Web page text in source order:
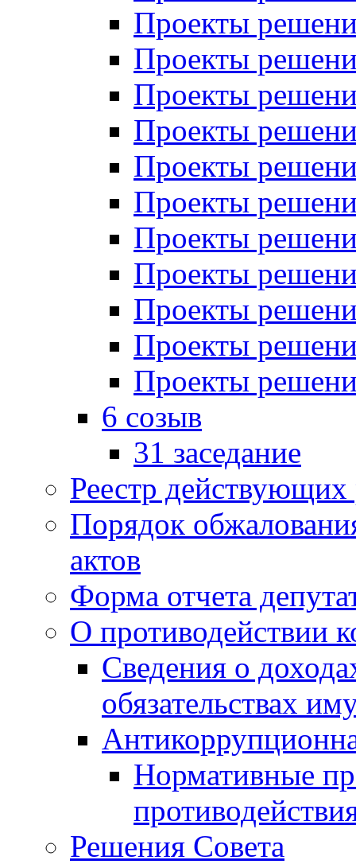
Проекты
Проекты
Проекты
Проекты
Проекты
Проекты
Проекты
Проекты
Проекты
Проекты
Проекты
6 созыв
31 заседание
Реестр
Порядок
актов
Форма отчета
О противодействии
Сведения о
обязательствах
Нормативные
Решения Совета